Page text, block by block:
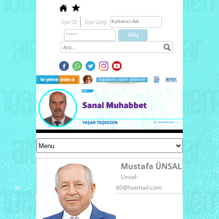
Üye Ol Üye Girişi
Mustafa ÜNSAL
Unsal-
60@hotmail.com